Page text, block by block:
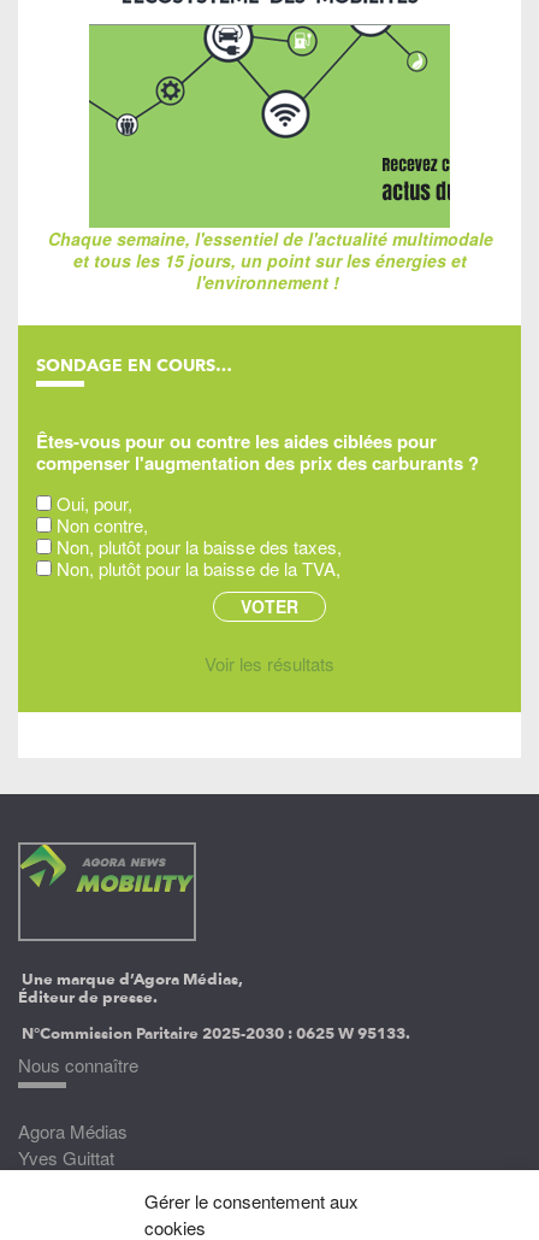
Gérer le consentement aux
cookies
Chaque semaine, l'essentiel de l'actualité multimodale
et tous les 15 jours, un point sur les énergies et
l'environnement !
SONDAGE EN COURS…
Êtes-vous pour ou contre les aides ciblées pour
compenser l'augmentation des prix des carburants ?
Oui, pour,
Non contre,
Non, plutôt pour la baisse des taxes,
Non, plutôt pour la baisse de la TVA,
Voir les résultats
Une marque d’Agora Médias,
Éditeur de presse.
N°Commission Paritaire 2025-2030 :0625 W 95133.
Nous connaître
Agora Médias
Yves Guittat